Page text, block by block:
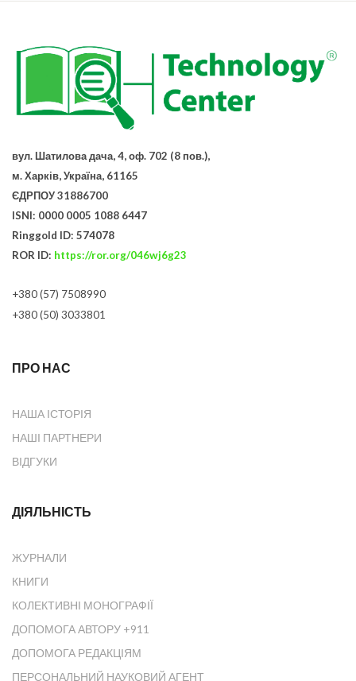
вул. Шатилова дача, 4, оф. 702 (8 пов.),
м. Харків, Україна, 61165
ЄДРПОУ 31886700
ISNI: 0000 0005 1088 6447
Ringgold ID: 574078
ROR ID: https://ror.org/046wj6g23
+380 (57) 7508990
+380 (50) 3033801
ПРО НАС
НАША ІСТОРІЯ
НАШІ ПАРТНЕРИ
ВІДГУКИ
ДІЯЛЬНІСТЬ
ЖУРНАЛИ
КНИГИ
КОЛЕКТИВНІ МОНОГРАФІЇ
ДОПОМОГА АВТОРУ +911
ДОПОМОГА РЕДАКЦІЯМ
ПЕРСОНАЛЬНИЙ НАУКОВИЙ АГЕНТ